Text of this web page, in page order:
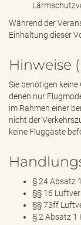
Während der
Einhaltung dieser
Hinweise
Sie benötigen
denen nur
im Rahmen einer
nicht der
keine Fluggäste
§ 24 Absatz
§§ 16
§§ 73ff
§ 2 Absatz 1